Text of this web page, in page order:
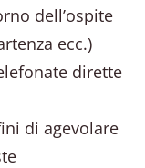
dell’ospite
ecc.)
dirette
di agevolare